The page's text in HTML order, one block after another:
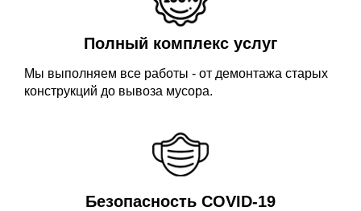
Полный комплекс услуг
Мы выполняем все работы - от демонтажа старых
конструкций до вывоза мусора.
Безопасность COVID-19